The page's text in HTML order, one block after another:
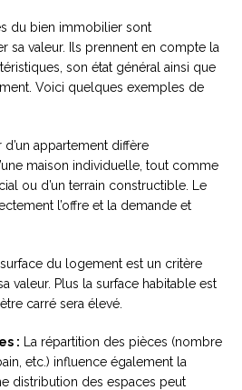
du bien immobilier sont
sa valeur. Ils prennent en compte la
son état général ainsi que
Voici quelques exemples de
d’un appartement diffère
maison individuelle, tout comme
ou d’un terrain constructible. Le
l’offre et la demande et
surface du logement est un critère
valeur. Plus la surface habitable est
carré sera élevé.
: La répartition des pièces (nombre
etc.) influence également la
distribution des espaces peut